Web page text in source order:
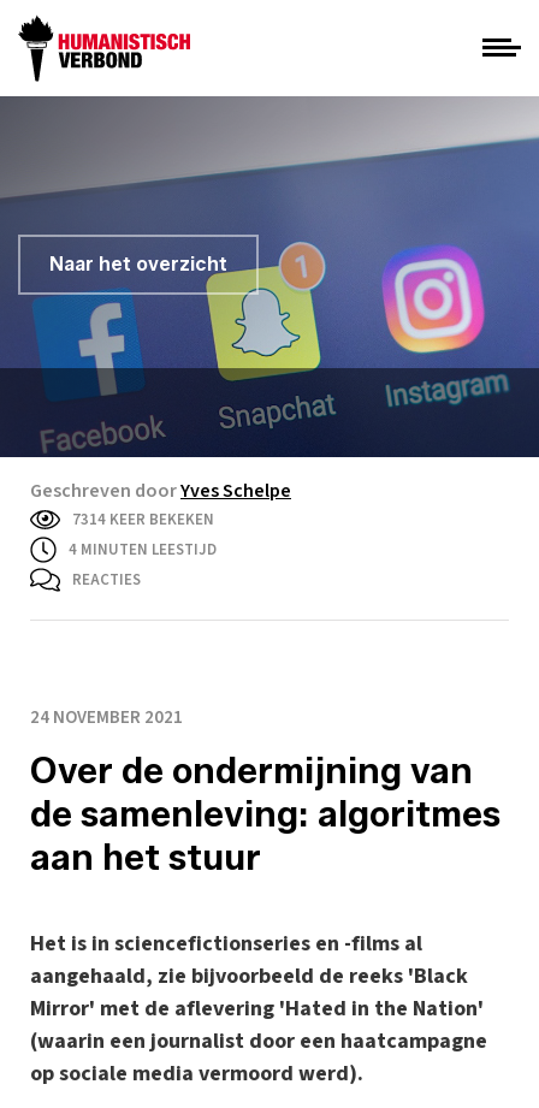
Naar het overzicht
Geschreven doorYves Schelpe
7314 KEER BEKEKEN
4 MINUTEN LEESTIJD
REACTIES
24 NOVEMBER 2021
Over de ondermijning van
de samenleving: algoritmes
aan het stuur
Het is in sciencefictionseries en -films al
aangehaald, zie bijvoorbeeld de reeks 'Black
Mirror' met de aflevering 'Hated in the Nation'
(waarin een journalist door een haatcampagne
op sociale media vermoord werd).